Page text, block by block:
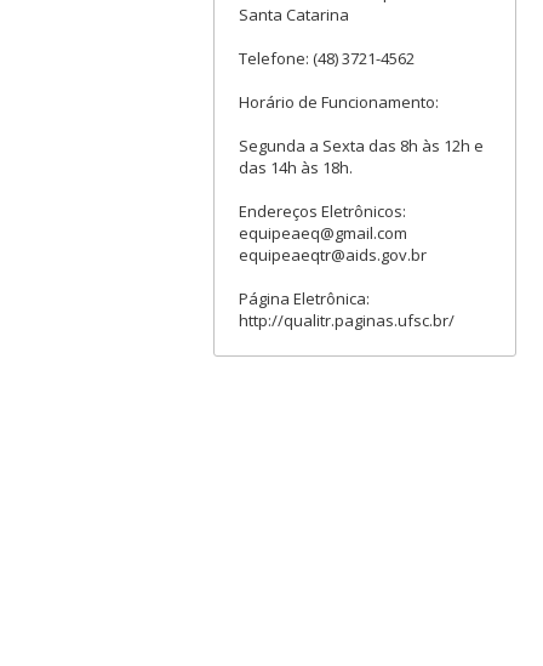
Santa Catarina
Telefone: (48) 3721-4562
Horário de Funcionamento:
Segunda a Sexta das 8h às 12h e
das 14h às 18h.
Endereços Eletrônicos:
equipeaeq@gmail.com
equipeaeqtr@aids.gov.br
Página Eletrônica:
http://qualitr.paginas.ufsc.br/